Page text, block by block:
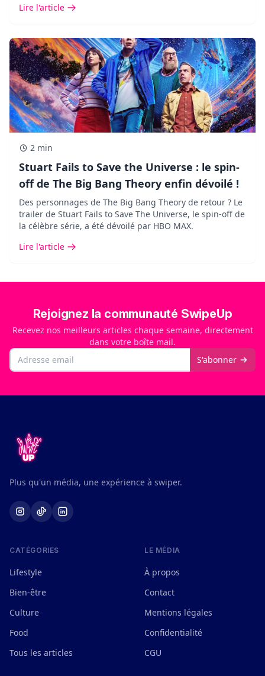
Lire l'article
2 min
Stuart Fails to Save the Universe : le spin-
off de The Big Bang Theory enfin dévoilé !
Des personnages de The Big Bang Theory de retour ? Le
trailer de Stuart Fails to Save The Universe, le spin-off de
la célèbre série, a été dévoilé par HBO MAX.
Lire l'article
Rejoignez la communauté SwipeUp
Recevez nos meilleurs articles chaque semaine, directement
dans votre boîte mail.
Email S'abonner
Plus qu'un média, une expérience à swiper.
CATÉGORIES
Lifestyle
Bien-être
Culture
Food
Tous les articles
LE MÉDIA
À propos
Contact
Mentions légales
Confidentialité
CGU